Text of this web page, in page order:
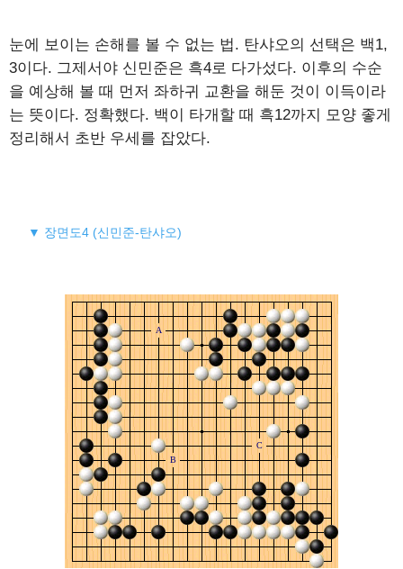
눈에 보이는 손해를 볼 수 없는 법. 탄샤오의 선택은 백1,
3이다. 그제서야 신민준은 흑4로 다가섰다. 이후의 수순
을 예상해 볼 때 먼저 좌하귀 교환을 해둔 것이 이득이라
는 뜻이다. 정확했다. 백이 타개할 때 흑12까지 모양 좋게
정리해서 초반 우세를 잡았다.
▼ 장면도4 (신민준-탄샤오)